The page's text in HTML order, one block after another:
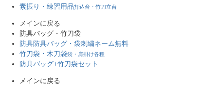
素振り・練習用品打込台・竹刀立台
メインに戻る
防具バッグ・竹刀袋
防具防具バッグ・袋刺繍ネーム無料
竹刀袋・木刀袋袋・肩掛け各種
防具バッグ+竹刀袋セット
メインに戻る